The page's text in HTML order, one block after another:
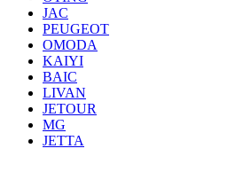
JAC
PEUGEOT
OMODA
KAIYI
BAIC
LIVAN
JETOUR
MG
JETTA